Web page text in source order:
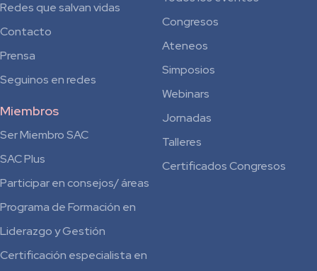
Redes que salvan vidas
Contacto
Prensa
Seguinos en redes
Miembros
Ser Miembro SAC
SAC Plus
Participar en consejos/ áreas
Programa de Formación en
Liderazgo y Gestión
Certificación especialista en
Congresos
Ateneos
Simposios
Webinars
Jornadas
Talleres
Certificados Congresos